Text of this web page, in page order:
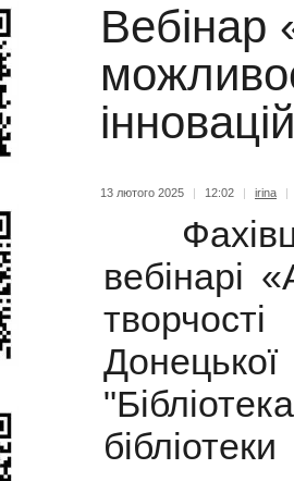
Вебінар
13 лютого 2025 | 12:02 | irina |
вебінарі